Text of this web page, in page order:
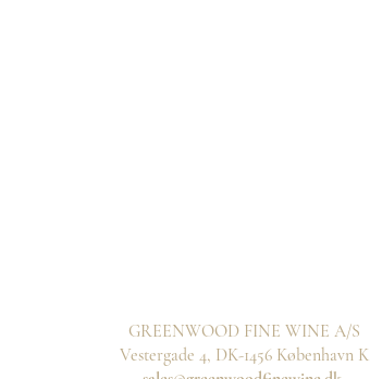
GREENWOOD FINE WINE A/S
Vestergade 4, DK-1456 København K